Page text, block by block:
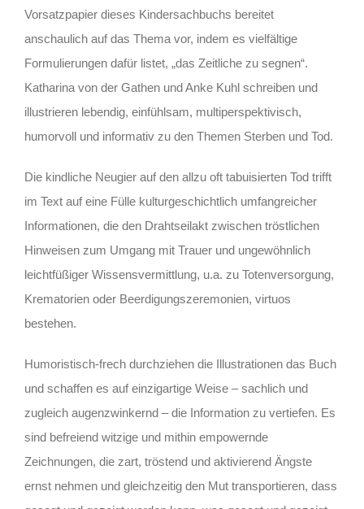
Vorsatzpapier dieses Kindersachbuchs bereitet
anschaulich auf das Thema vor, indem es vielfältige
Formulierungen dafür listet, „das Zeitliche zu segnen“.
Katharina von der Gathen und Anke Kuhl schreiben und
illustrieren lebendig, einfühlsam, multiperspektivisch,
humorvoll und informativ zu den Themen Sterben und Tod.
Die kindliche Neugier auf den allzu oft tabuisierten Tod trifft
im Text auf eine Fülle kulturgeschichtlich umfangreicher
Informationen, die den Drahtseilakt zwischen tröstlichen
Hinweisen zum Umgang mit Trauer und ungewöhnlich
leichtfüßiger Wissensvermittlung, u.a. zu Totenversorgung,
Krematorien oder Beerdigungszeremonien, virtuos
bestehen.
Humoristisch-frech durchziehen die Illustrationen das Buch
und schaffen es auf einzigartige Weise – sachlich und
zugleich augenzwinkernd – die Information zu vertiefen. Es
sind befreiend witzige und mithin empowernde
Zeichnungen, die zart, tröstend und aktivierend Ängste
ernst nehmen und gleichzeitig den Mut transportieren, dass